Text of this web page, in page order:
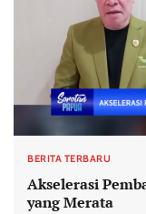
BERITA TERBARU
Akselerasi
yang Merata